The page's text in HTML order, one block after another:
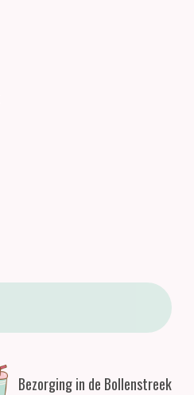
Bezorging in de Bollenstreek